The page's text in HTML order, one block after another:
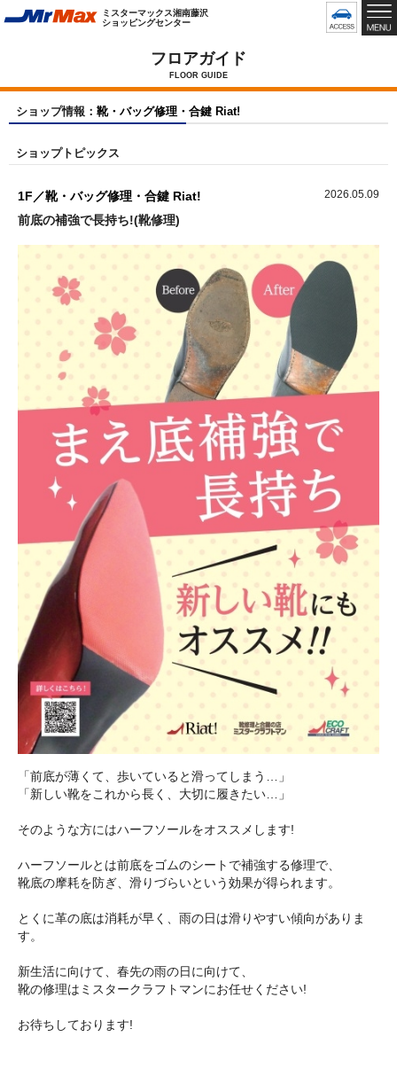
ミスターマックス湘南藤沢
ショッピングセンター
ロ
メ
ュ
フロアガイド
FLOOR GUIDE
ショップ情報： 靴・バッグ修理・合鍵 Riat!
ショップトピックス
2026.05.09
1F／靴・バッグ修理・合鍵 Riat!
前底の補強で長持ち!(靴修理)
「前底が薄くて、歩いていると滑ってしまう…」
「新しい靴をこれから長く、大切に履きたい…」
そのような方にはハーフソールをオススメします!
ハーフソールとは前底をゴムのシートで補強する修理で、
靴底の摩耗を防ぎ、滑りづらいという効果が得られます。
とくに革の底は消耗が早く、雨の日は滑りやすい傾向がありま
す。
新生活に向けて、春先の雨の日に向けて、
靴の修理はミスタークラフトマンにお任せください!
お待ちしております!